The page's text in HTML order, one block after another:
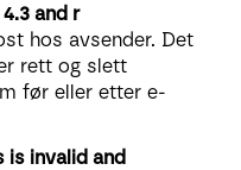
and r
hos avsender. Det
rett og slett
før eller etter e-
is invalid and